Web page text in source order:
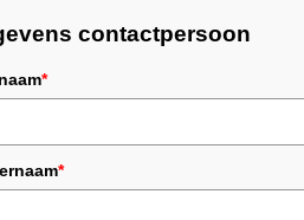
contactpersoon
*
*